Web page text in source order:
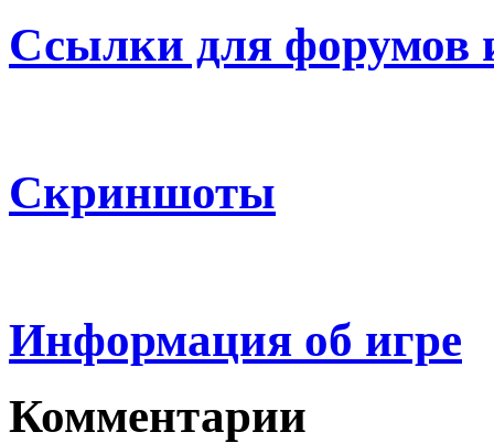
Ссылки для форумов
Скриншоты
Информация об игре
Комментарии